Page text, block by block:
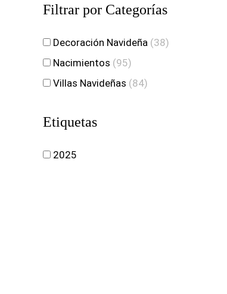
Filtrar por Categorías
Decoración Navideña (38)
Nacimientos (95)
Villas Navideñas (84)
Etiquetas
2025